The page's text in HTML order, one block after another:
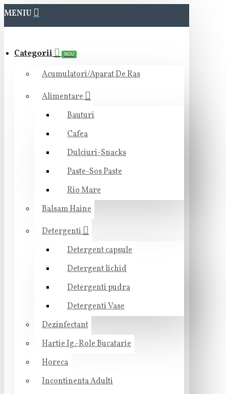
MENIU
Categorii NOU
Acumulatori/Aparat De Ras
Alimentare
Bauturi
Cafea
Dulciuri-Snacks
Paste-Sos Paste
Rio Mare
Balsam Haine
Detergenti
Detergent capsule
Detergent lichid
Detergenti pudra
Detergenti Vase
Dezinfectant
Hartie Ig.-Role Bucatarie
Horeca
Incontinenta Adulti